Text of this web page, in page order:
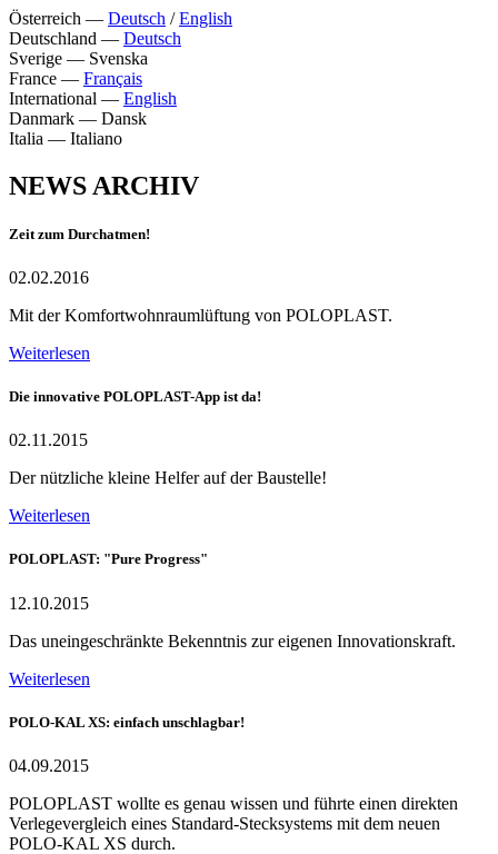
Österreich — Deutsch /English
Deutschland — Deutsch
Sverige — Svenska
France — Français
International — English
Danmark — Dansk
Italia — Italiano
NEWS ARCHIV
Zeit zum Durchatmen!
02.02.2016
Mit der Komfortwohnraumlüftung von POLOPLAST.
Weiterlesen
Die innovative POLOPLAST-App ist da!
02.11.2015
Der nützliche kleine Helfer auf der Baustelle!
Weiterlesen
POLOPLAST: "Pure Progress"
12.10.2015
Das uneingeschränkte Bekenntnis zur eigenen Innovationskraft.
Weiterlesen
POLO-KAL XS: einfach unschlagbar!
04.09.2015
POLOPLAST wollte es genau wissen und führte einen direkten
Verlegevergleich eines Standard-Stecksystems mit dem neuen
POLO-KAL XS durch.